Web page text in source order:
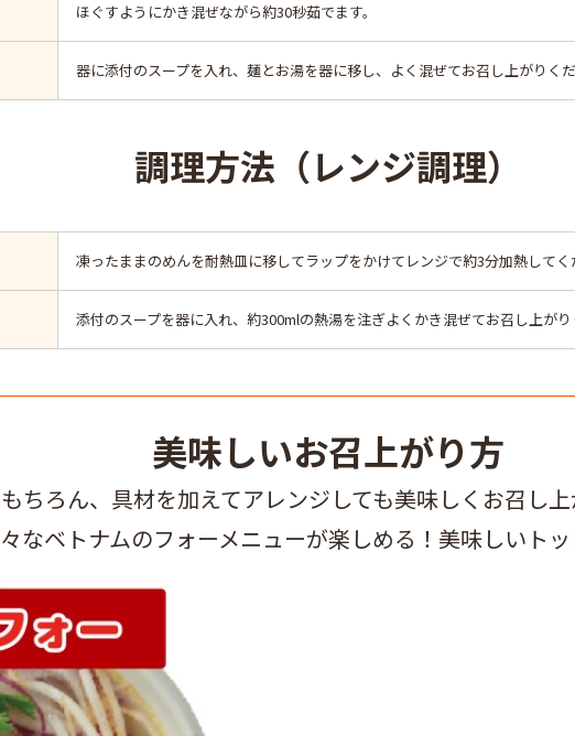
ほぐすようにかき混ぜながら約30秒茹でます。
器に添付のスープを入れ、麺とお湯を器に移し、よく混ぜてお召し上がりくだ
調理方法（レンジ調理）
凍ったままのめんを耐熱皿に移してラップをかけてレンジで約3分加熱してく
添付のスープを器に入れ、約300mlの熱湯を注ぎよくかき混ぜてお召し上がり
美味しいお召上がり方
ちろん、具材を加えてアレンジしても美味しくお召し上
なベトナムのフォーメニューが楽しめる！美味しいトッ